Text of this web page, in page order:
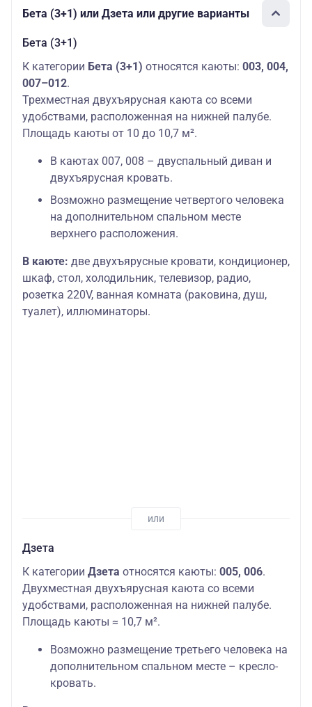
Бета (3+1) или Дзета или другие варианты
Бета (3+1)
К категории Бета (3+1) относятся каюты: 003, 004,
007–012.
Трехместная двухъярусная каюта со всеми
удобствами, расположенная на нижней палубе.
Площадь каюты от 10 до 10,7 м².
В каютах 007, 008 – двуспальный диван и
двухъярусная кровать.
Возможно размещение четвертого человека
на дополнительном спальном месте
верхнего расположения.
В каюте: две двухъярусные кровати, кондиционер,
шкаф, стол, холодильник, телевизор, радио,
розетка 220V, ванная комната (раковина, душ,
туалет), иллюминаторы.
Дзета
К категории Дзета относятся каюты: 005, 006.
Двухместная двухъярусная каюта со всеми
удобствами, расположенная на нижней палубе.
Площадь каюты ≈ 10,7 м².
Возможно размещение третьего человека на
дополнительном спальном месте – кресло-
кровать.